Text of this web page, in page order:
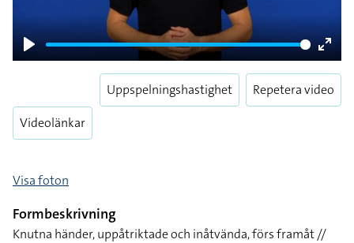
Play
Enter
Videolänkar
Uppspelningshastighet Repetera video
Visa foton
Formbeskrivning
Knutna händer, uppåtriktade och inåtvända, förs framåt //